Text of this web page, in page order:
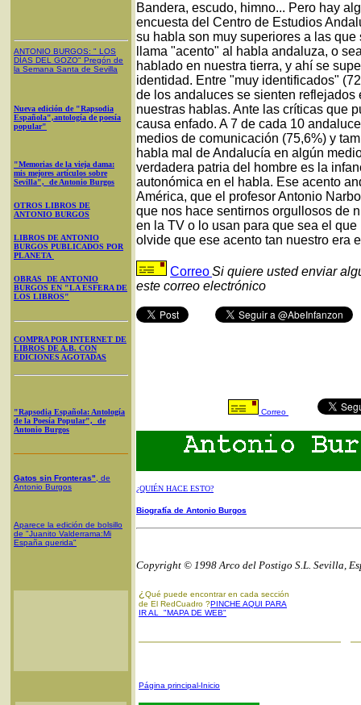
ANTONIO BURGOS: " LOS
DÍAS DEL GOZO" Pregón de
la Semana Santa de Sevilla
Nueva edición de "Rapsodia
Española",antología de poesía
popular"
"Memorias de la vieja dama:
mis mejores artículos sobre
Sevilla", de Antonio Burgos
OTROS LIBROS DE
ANTONIO BURGOS
LIBROS DE ANTONIO
BURGOS PUBLICADOS POR
PLANETA
OBRAS DE ANTONIO
BURGOS EN "LA ESFERA DE
LOS LIBROS"
COMPRA POR INTERNET DE
LIBROS DE A.B. CON
EDICIONES AGOTADAS
"Rapsodia Española: Antología
de la Poesía Popular", de
Antonio Burgos
Gatos sin Fronteras" , de
Antonio Burgos
Aparece la edición de bolsillo
de "Juanito Valderrama:Mi
España querida"
Bandera, escudo, himno... Pero hay
encuesta del Centro de Estudios
su habla son muy superiores a las
llama "acento" al habla andaluza, o
hablado en nuestra tierra, y ahí se
identidad. Entre "muy identificados"
de los andaluces se sienten
nuestras hablas. Ante las críticas que
causa enfado. A 7 de cada 10
medios de comunicación (75,6%) y
habla mal de Andalucía en algún
verdadera patria del hombre es la
autonómica en el habla. Ese acento
América, que el profesor Antonio
que nos hace sentirnos orgullosos de
en la TV o lo usan para que sea el
olvide que ese acento tan nuestro era
CorreoSi quiere usted enviar
este correo electrónico
Correo
¿QUIÉN HACE ESTO?
Biografía de Antonio Burgos
Copyright © 1998 Arco del Postigo S.L. Sevilla,
¿ Qué puede encontrar en cada sección
de El RedCuadro ?PINCHE AQUI PARA
IR AL "MAPA DE WEB"
Página principal-Inicio